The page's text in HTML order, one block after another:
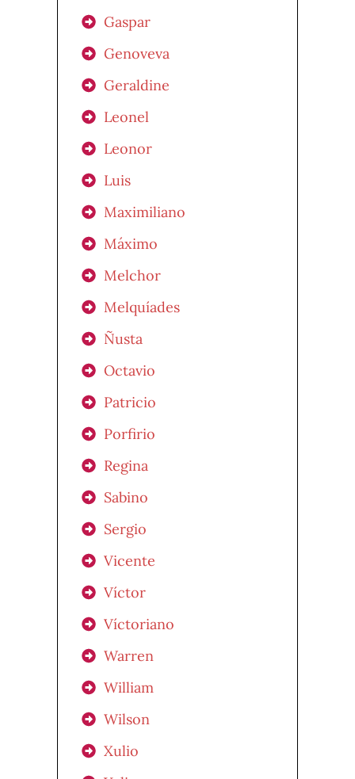
Gaspar
Genoveva
Geraldine
Leonel
Leonor
Luis
Maximiliano
Máximo
Melchor
Melquíades
Ñusta
Octavio
Patricio
Porfirio
Regina
Sabino
Sergio
Vicente
Víctor
Víctoriano
Warren
William
Wilson
Xulio